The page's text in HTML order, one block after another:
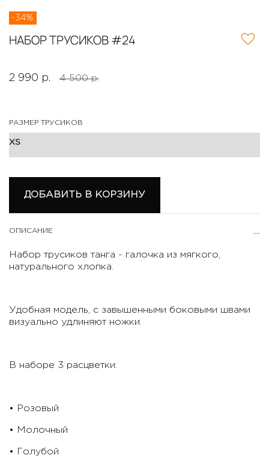
-34%
НАБОР ТРУСИКОВ #24
2 990 р. 4 500 р.
ДОБАВИТЬ В КОРЗИНУ
РАЗМЕР ТРУСИКОВ
ОПИСАНИЕ
Набор трусиков танга - галочка из мягкого,
натурального хлопка.
Удобная модель, с завышенными боковыми швами
визуально удлиняют ножки.
В наборе 3 расцветки:
• Розовый
• Молочный
• Голубой